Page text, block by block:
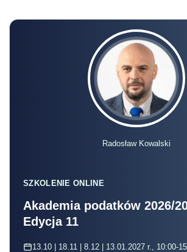
Radosław Kowalski
SZKOLENIE ONLINE
Akademia podatków 2026/
Edycja 11
13.10 | 18.11 | 8.12 | 13.01.2027 r., 10:00-